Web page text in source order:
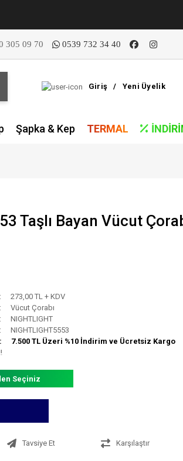
305 09 70 0539 732 34 40
Giriş / Yeni Üyelik
Şapka & Kep TERMAL
Taşlı Bayan Vücut
273,00 TL + KDV
Vücut Çorabı
NIGHTLIGHT
NIGHTLIGHT5553
7.500 TL Üzeri %10 İndirim ve Ücretsiz Kargo
Seçiniz
Tavsiye Et Karşılaştır